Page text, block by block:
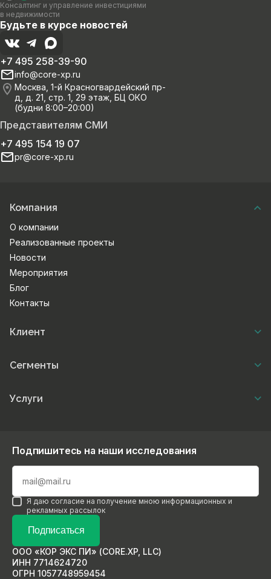
Консалтинг и управление инвестициями
в недвижимости
Будьте в курсе новостей
Представителям СМИ
+7 495 154 19 07
pr@core-xp.ru
+7 495 258-39-90
info@core-xp.ru
Москва, 1-й Красногвардейский пр-
д, д. 21, стр. 1, 29 этаж, БЦ ОКО
(будни 8:00–20:00)
Компания
О компании
Реализованные проекты
Новости
Мероприятия
Блог
Контакты
Клиент
Сегменты
Услуги
ООО «КОР ЭКС ПИ» (CORE.XP, LLC)
ИНН 7714624720
ОГРН 1057748959454
Подпишитесь на наши исследования
Подписаться
Я даю согласие на получение мною информационных и
рекламных рассылок